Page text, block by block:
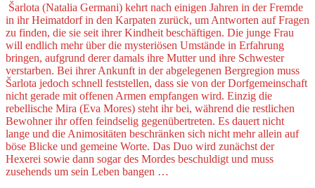
Šarlota (Natalia Germani) kehrt nach einigen Jahren in der Fremde
in ihr Heimatdorf in den Karpaten zurück, um Antworten auf Fragen
zu finden, die sie seit ihrer Kindheit beschäftigen. Die junge Frau
will endlich mehr über die mysteriösen Umstände in Erfahrung
bringen, aufgrund derer damals ihre Mutter und ihre Schwester
verstarben. Bei ihrer Ankunft in der abgelegenen Bergregion muss
Šarlota jedoch schnell feststellen, dass sie von der Dorfgemeinschaft
nicht gerade mit offenen Armen empfangen wird. Einzig die
rebellische Mira (Eva Mores) steht ihr bei, während die restlichen
Bewohner ihr offen feindselig gegenübertreten. Es dauert nicht
lange und die Animositäten beschränken sich nicht mehr allein auf
böse Blicke und gemeine Worte. Das Duo wird zunächst der
Hexerei sowie dann sogar des Mordes beschuldigt und muss
zusehends um sein Leben bangen …